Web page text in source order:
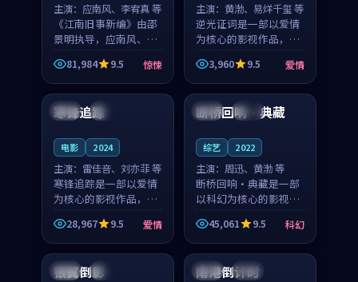
主演： 应南风、李宥真 等
《江南旧事新编》由邵
景明执导，应南风、李
宥真领衔主演，是一部
2018年上映的日本惊悚
综艺。影片以邻里温情
为切入，呈现一段从初
遇到告别都浸着真实
81,984 9.5 惊悚
主演： 黄渤、易烊千玺 等
逆光证词是一部以爱情
为核心的影视作品，围
绕危机、反转与人物成
长展开，整体节奏紧
凑，值得推荐观看。
3,960 9.5 爱情
法国 热播
寒锋追踪
电影 2024
主演： 雷佳音、刘亦菲 等
寒锋追踪是一部以爱情
为核心的影视作品，围
绕危机、反转与人物成
长展开，整体节奏紧
凑，值得推荐观看。
28,967 9.5 爱情
法国 热播
断桥回响·典藏
综艺 2022
主演： 周迅、黄渤 等
断桥回响·典藏是一部
以科幻为核心的影视作
品，围绕危机、反转与
人物成长展开，整体节
奏紧凑，值得推荐观
看。
45,061 9.5 科幻
泰国 院线
银翼倒影 美国 高分
南港倒计时